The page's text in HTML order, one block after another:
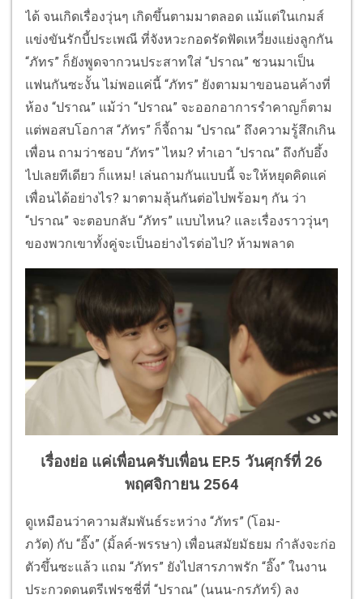
ได้ จนเกิดเรื่องวุ่นๆ เกิดขึ้นตามมาตลอด แม้แต่ในเกมส์
แข่งขันรักบี้ประเพณี ที่จังหวะกอดรัดฟัดเหวี่ยงแย่งลูกกัน
“ภัทร” ก็ยังพูดจากวนประสาทใส่ “ปราณ” ชวนมาเป็น
แฟนกันซะงั้น ไม่พอแค่นี้ “ภัทร” ยังตามมาขอนอนค้างที่
ห้อง “ปราณ” แม้ว่า “ปราณ” จะออกอาการรำคาญก็ตาม
แต่พอสบโอกาส “ภัทร” ก็จี้ถาม “ปราณ” ถึงความรู้สึกเกิน
เพื่อน ถามว่าชอบ “ภัทร” ไหม? ทำเอา “ปราณ” ถึงกับอึ้ง
ไปเลยทีเดียว ก็แหม! เล่นถามกันแบบนี้ จะให้หยุดคิดแค่
เพื่อนได้อย่างไร? มาตามลุ้นกันต่อไปพร้อมๆ กัน ว่า
“ปราณ” จะตอบกลับ “ภัทร” แบบไหน? และเรื่องราววุ่นๆ
ของพวกเขาทั้งคู่จะเป็นอย่างไรต่อไป? ห้ามพลาด
เรื่องย่อ แค่เพื่อนครับเพื่อน EP.5 วันศุกร์ที่ 26
พฤศจิกายน 2564
ดูเหมือนว่าความสัมพันธ์ระหว่าง “ภัทร” (โอม-
ภวัต) กับ “อิ๊ง” (มิ้ลค์-พรรษา) เพื่อนสมัยมัธยม กำลังจะก่อ
ตัวขึ้นซะแล้ว แถม “ภัทร” ยังไปสารภาพรัก “อิ๊ง” ในงาน
ประกวดดนตรีเฟรชชี่ที่ “ปราณ” (นนน-กรภัทร์) ลง